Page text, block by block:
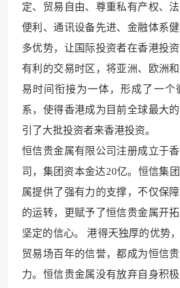
定、贸易自由、尊重私有产权、
便利、通讯设备先进、金融体系
多优势，让国际投资者在香港投
有利的交易时区，将亚洲、欧洲
易时间衔接为一体，形成了一个
系，使得香港成为目前全球最大
引了大批投资者来香港投资。
恒信贵金属有限公司注册成立于
司，集团资本金达20亿。恒信集
属提供了强有力的支撑，不仅保
的运转，更赋予了恒信贵金属开
坚定的信心。 港得天独厚的优势
贸易场百年的信誉，都成为恒信
力。恒信贵金属没有放弃自身积